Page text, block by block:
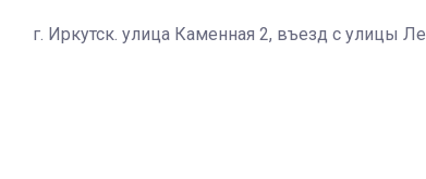
г. Иркутск. улица Каменная 2, въезд с улицы